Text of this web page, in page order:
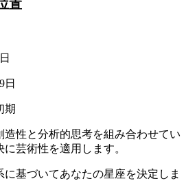
置
日
期
性と分析的思考を組み合わせてい
芸術性を適用します。
基づいてあなたの星座を決定しま